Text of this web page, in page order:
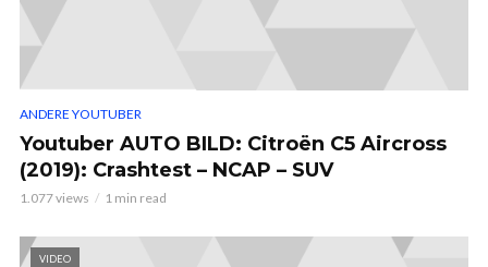
ANDERE YOUTUBER
Youtuber AUTO BILD: Citroën C5 Aircross
(2019): Crashtest – NCAP – SUV
1.077 views 1 min read
VIDEO